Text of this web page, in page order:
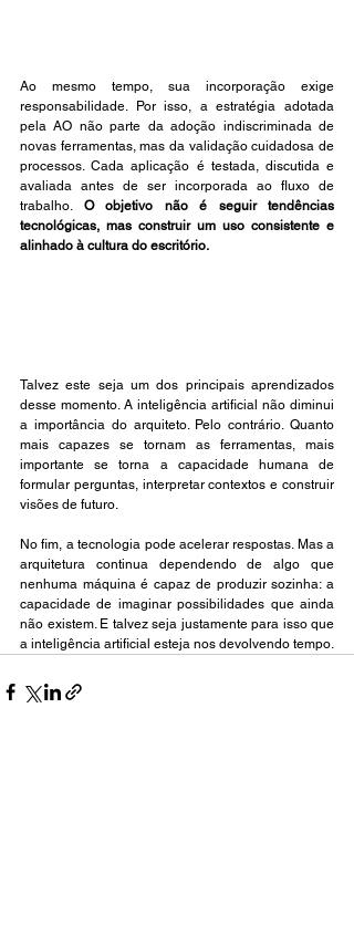
Ao mesmo tempo, sua incorporação exige
responsabilidade. Por isso, a estratégia adotada
pela AO não parte da adoção indiscriminada de
novas ferramentas, mas da validação cuidadosa de
processos. Cada aplicação é testada, discutida e
avaliada antes de ser incorporada ao fluxo de
trabalho. O objetivo não é seguir tendências
tecnológicas, mas construir um uso consistente e
alinhado à cultura do escritório.
Talvez este seja um dos principais aprendizados
desse momento. A inteligência artificial não diminui
a importância do arquiteto. Pelo contrário. Quanto
mais capazes se tornam as ferramentas, mais
importante se torna a capacidade humana de
formular perguntas, interpretar contextos e construir
visões de futuro.
No fim, a tecnologia pode acelerar respostas. Mas a
arquitetura continua dependendo de algo que
nenhuma máquina é capaz de produzir sozinha: a
capacidade de imaginar possibilidades que ainda
não existem. E talvez seja justamente para isso que
a inteligência artificial esteja nos devolvendo tempo.